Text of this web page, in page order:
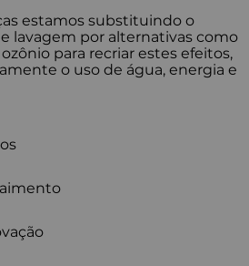
estamos substituindo o
lavagem por alternativas como
ozônio para recriar estes efeitos,
o uso de água, energia e